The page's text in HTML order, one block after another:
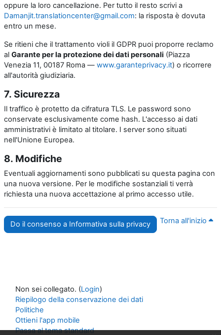
oppure la loro cancellazione. Per tutto il resto scrivi a
Damanjit.translationcenter@gmail.com: la risposta è dovuta
entro un mese.
Se ritieni che il trattamento violi il GDPR puoi proporre reclamo
al Garante per la protezione dei dati personali (Piazza
Venezia 11, 00187 Roma — www.garanteprivacy.it) o ricorrere
all'autorità giudiziaria.
7. Sicurezza
Il traffico è protetto da cifratura TLS. Le password sono
conservate esclusivamente come hash. L'accesso ai dati
amministrativi è limitato al titolare. I server sono situati
nell'Unione Europea.
8. Modifiche
Eventuali aggiornamenti sono pubblicati su questa pagina con
una nuova versione. Per le modifiche sostanziali ti verrà
richiesta una nuova accettazione al primo accesso utile.
Do il consenso a Informativa sulla privacy Torna all'inizio
Non sei collegato. (Login)
Riepilogo della conservazione dei dati
Politiche
Ottieni l'app mobile
Passa al tema standard